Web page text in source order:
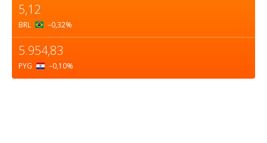
5,12
BRL –0,32%
5.954,83
PYG –0,10%